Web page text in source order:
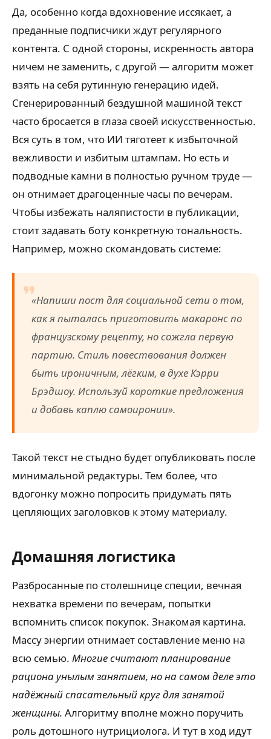
Да, особенно когда вдохновение иссякает, а
преданные подписчики ждут регулярного
контента. С одной стороны, искренность автора
ничем не заменить, с другой — алгоритм может
взять на себя рутинную генерацию идей.
Сгенерированный бездушной машиной текст
часто бросается в глаза своей искусственностью.
Вся суть в том, что ИИ тяготеет к избыточной
вежливости и избитым штампам. Но есть и
подводные камни в полностью ручном труде —
он отнимает драгоценные часы по вечерам.
Чтобы избежать наляпистости в публикации,
стоит задавать боту конкретную тональность.
Например, можно скомандовать системе:
«Напиши пост для социальной сети о том,
как я пыталась приготовить макаронс по
французскому рецепту, но сожгла первую
партию. Стиль повествования должен
быть ироничным, лёгким, в духе Кэрри
Брэдшоу. Используй короткие предложения
и добавь каплю самоиронии».
Такой текст не стыдно будет опубликовать после
минимальной редактуры. Тем более, что
вдогонку можно попросить придумать пять
цепляющих заголовков к этому материалу.
Домашняя логистика
Разбросанные по столешнице специи, вечная
нехватка времени по вечерам, попытки
вспомнить список покупок. Знакомая картина.
Массу энергии отнимает составление меню на
всю семью. Многие считают планирование
рациона унылым занятием, но на самом деле это
надёжный спасательный круг для занятой
женщины. Алгоритму вполне можно поручить
роль дотошного нутрициолога. И тут в ход идут